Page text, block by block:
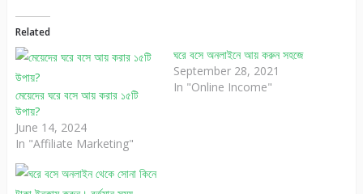
Related
মেয়েদের ঘরে বসে আয় করার ১৫টি
উপায়?
June 14, 2024
In "Affiliate Marketing"
ঘরে বসে অনলাইনে আয় করুন সহজে
September 28, 2021
In "Online Income"